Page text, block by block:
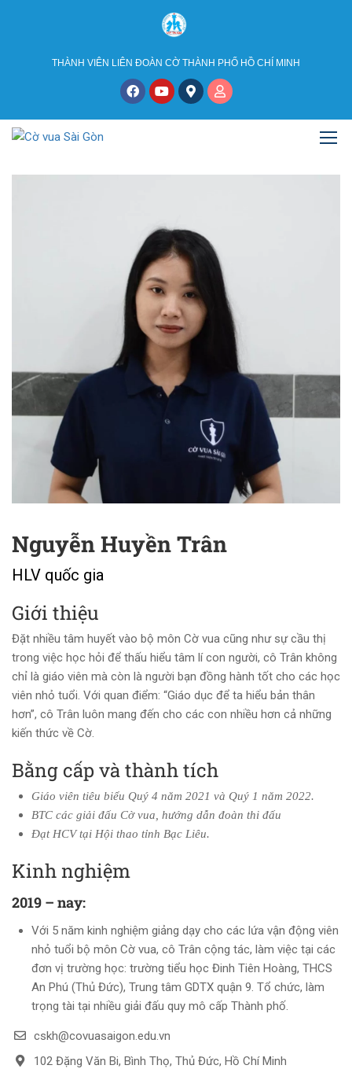
THÀNH VIÊN LIÊN ĐOÀN CỜ THÀNH PHỐ HỒ CHÍ MINH
Nguyễn Huyền Trân
HLV quốc gia
Giới thiệu
Đặt nhiều tâm huyết vào bộ môn Cờ vua cũng như sự cầu thị
trong việc học hỏi để thấu hiểu tâm lí con người, cô Trân không
chỉ là giáo viên mà còn là người bạn đồng hành tốt cho các học
viên nhỏ tuổi. Với quan điểm: “Giáo dục để ta hiểu bản thân
hơn”, cô Trân luôn mang đến cho các con nhiều hơn cả những
kiến thức về Cờ.
Bằng cấp và thành tích
Giáo viên tiêu biểu Quý 4 năm 2021 và Quý 1 năm 2022.
BTC các giải đấu Cờ vua, hướng dẫn đoàn thi đấu
Đạt HCV tại Hội thao tỉnh Bạc Liêu.
Kinh nghiệm
2019 – nay:
Với 5 năm kinh nghiệm giảng dạy cho các lứa vận động viên
nhỏ tuổi bộ môn Cờ vua, cô Trân cộng tác, làm việc tại các
đơn vị trường học: trường tiểu học Đinh Tiên Hoàng, THCS
An Phú (Thủ Đức), Trung tâm GDTX quận 9. Tổ chức, làm
trọng tài tại nhiều giải đấu quy mô cấp Thành phố.
cskh@covuasaigon.edu.vn
102 Đặng Văn Bi, Bình Thọ, Thủ Đức, Hồ Chí Minh